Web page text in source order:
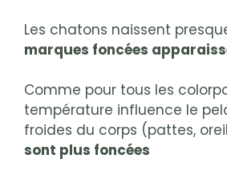
Les chatons naissent
marques foncées
Comme pour tous les
température influence le
froides du corps (pattes,
sont plus foncées